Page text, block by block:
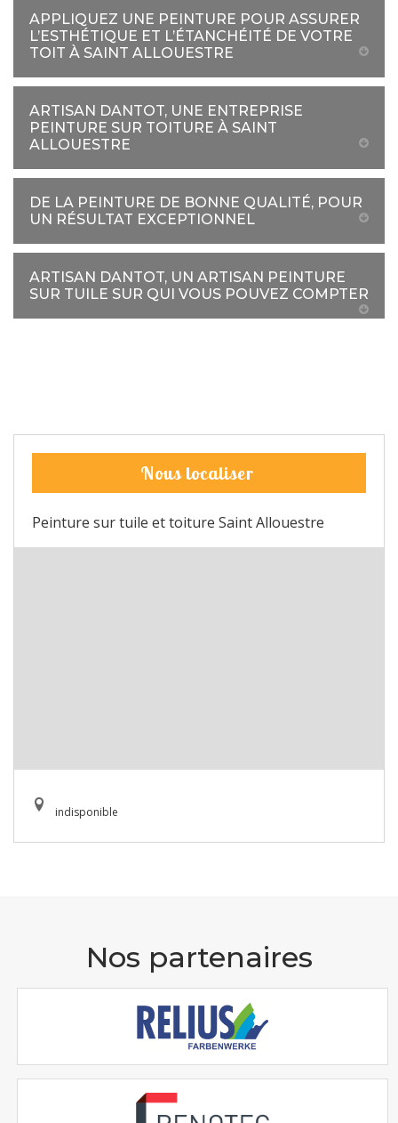
APPLIQUEZ UNE PEINTURE POUR ASSURER
L’ESTHÉTIQUE ET L’ÉTANCHÉITÉ DE VOTRE
TOIT À SAINT ALLOUESTRE
ARTISAN DANTOT, UNE ENTREPRISE
PEINTURE SUR TOITURE À SAINT
ALLOUESTRE
DE LA PEINTURE DE BONNE QUALITÉ, POUR
UN RÉSULTAT EXCEPTIONNEL
ARTISAN DANTOT, UN ARTISAN PEINTURE
SUR TUILE SUR QUI VOUS POUVEZ COMPTER
Nous localiser
Peinture sur tuile et toiture Saint Allouestre
indisponible
Nos partenaires